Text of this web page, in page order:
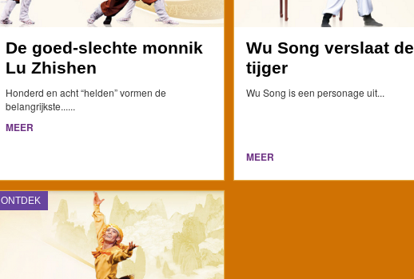
De goed-slechte monnik
Lu Zhishen
Honderd en acht “helden” vormen de
belangrijkste......
MEER
Wu Song verslaat de
tijger
Wu Song is een personage uit...
MEER
ONTDEK